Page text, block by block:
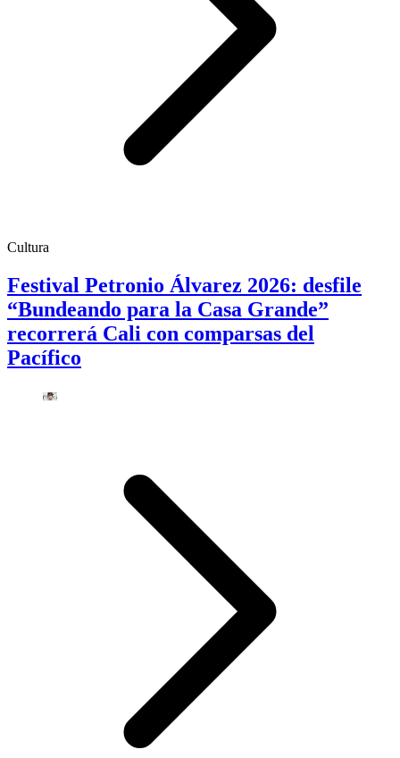
Cultura
Festival Petronio Álvarez 2026: desfile
“Bundeando para la Casa Grande”
recorrerá Cali con comparsas del
Pacífico